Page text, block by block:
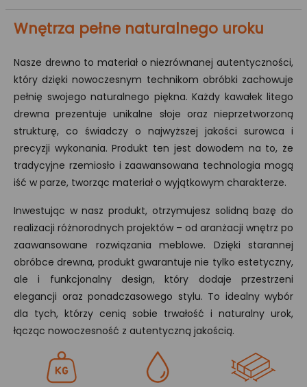
Wnętrza pełne naturalnego uroku
Nasze drewno to materiał o niezrównanej autentyczności,
który dzięki nowoczesnym technikom obróbki zachowuje
pełnię swojego naturalnego piękna. Każdy kawałek litego
drewna prezentuje unikalne słoje oraz nieprzetworzoną
strukturę, co świadczy o najwyższej jakości surowca i
precyzji wykonania. Produkt ten jest dowodem na to, że
tradycyjne rzemiosło i zaawansowana technologia mogą
iść w parze, tworząc materiał o wyjątkowym charakterze.
Inwestując w nasz produkt, otrzymujesz solidną bazę do
realizacji różnorodnych projektów – od aranżacji wnętrz po
zaawansowane rozwiązania meblowe. Dzięki starannej
obróbce drewna, produkt gwarantuje nie tylko estetyczny,
ale i funkcjonalny design, który dodaje przestrzeni
elegancji oraz ponadczasowego stylu. To idealny wybór
dla tych, którzy cenią sobie trwałość i naturalny urok,
łącząc nowoczesność z autentyczną jakością.